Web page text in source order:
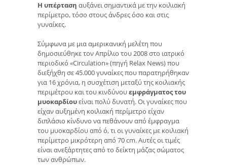
Η υπέρταση αυξάνει σημαντικά με την κοιλιακή
περίμετρο, τόσο στους άνδρες όσο και στις
γυναίκες.
Σύμφωνα με μια αμερικανική μελέτη που
δημοσιεύθηκε τον Απρίλιο του 2008 στο ιατρικό
περιοδικό «Circulation» (πηγή Relax News) που
διεξήχθη σε 45.000 γυναίκες που παρατηρήθηκαν
για 16 χρόνια, η συσχέτιση μεταξύ της κοιλιακής
περιμέτρου και του κινδύνουεμφράγματος του
μυοκαρδίουείναι πολύ δυνατή. Οι γυναίκες που
είχαν αυξημένη κοιλιακή περίμετρο είχαν
διπλάσιο κίνδυνο να πεθάνουν από έμφραγμα
του μυοκαρδίου από ό, τι οι γυναίκες με κοιλιακή
περίμετρο μικρότερη από 70 cm. Αυτές οι τιμές
είναι ανεξάρτητες από το δείκτη μάζας σώματος
των ανθρώπων.